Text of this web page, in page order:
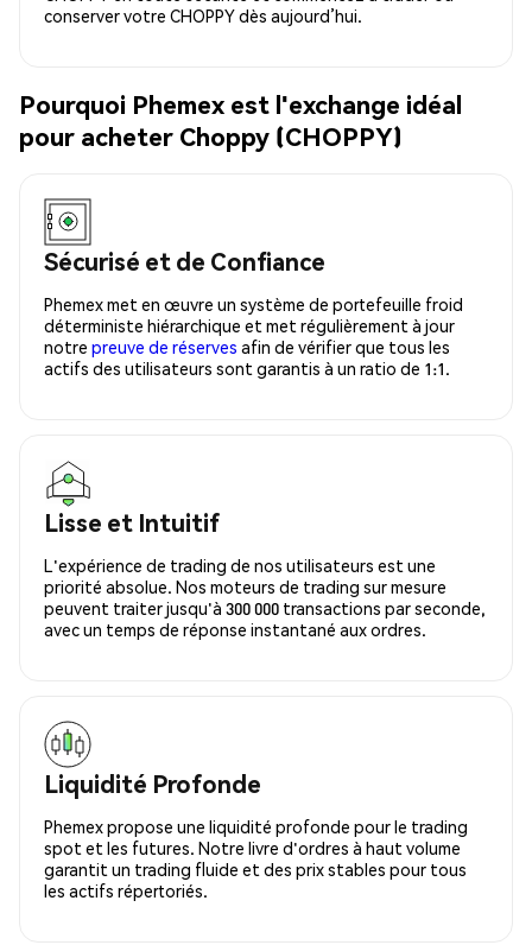
conserver votre CHOPPY dès aujourd’hui.
Pourquoi Phemex est l'exchange idéal
pour acheter Choppy (CHOPPY)
Sécurisé et de Confiance
Phemex met en œuvre un système de portefeuille froid
déterministe hiérarchique et met régulièrement à jour
notre preuve de réserves afin de vérifier que tous les
actifs des utilisateurs sont garantis à un ratio de 1:1.
Lisse et Intuitif
L'expérience de trading de nos utilisateurs est une
priorité absolue. Nos moteurs de trading sur mesure
peuvent traiter jusqu'à 300 000 transactions par seconde,
avec un temps de réponse instantané aux ordres.
Liquidité Profonde
Phemex propose une liquidité profonde pour le trading
spot et les futures. Notre livre d'ordres à haut volume
garantit un trading fluide et des prix stables pour tous
les actifs répertoriés.